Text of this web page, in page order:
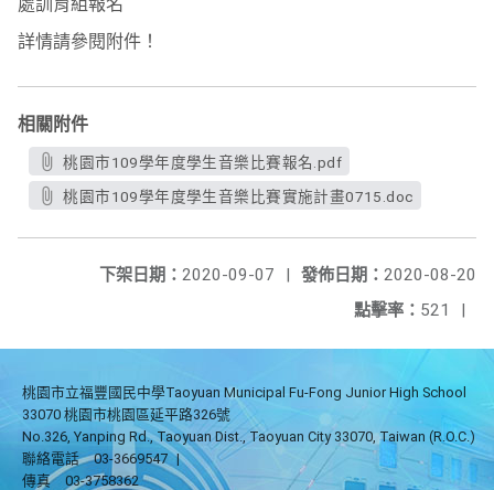
詳情請參閱附件！
相關附件
桃園市109學年度學生音樂比賽報名.pdf
桃園市109學年度學生音樂比賽實施計畫0715.doc
發佈日期： 2020-08-20
下架日期： 2020-09-07
|
點擊率： 521 |
桃園市立福豐國民中學Taoyuan Municipal Fu-Fong Junior High School
33070 桃園市桃園區延平路326號
No.326, Yanping Rd., Taoyuan Dist., Taoyuan City 33070, Taiwan (R.O.C.)
聯絡電話
03-3669547 |
傳真
03-3758362